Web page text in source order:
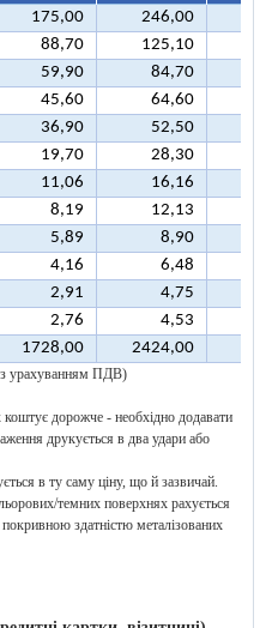
175,00 246,00
88,70 125,10
59,90 84,70
45,60 64,60
36,90 52,50
19,70 28,30
11,06 16,16
8,19 12,13
5,89 8,90
4,16 6,48
2,91 4,75
2,76 4,53
1728,00 2424,00
з урахуванням ПДВ)
дорожче - необхідно додавати
друкується в два удари або
в ту саму ціну, що й зазвичай.
темних поверхнях рахується
здатністю металізованих